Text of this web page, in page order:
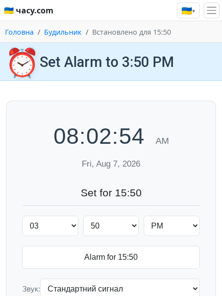
🇺🇦 часу.com 🇺🇦▾
Головна Будильник Встановлено для 15:50
⏰ Set Alarm to 3:50 PM
08:02:55 AM
Fri, Aug 7, 2026
Set for 15:50
Звук: